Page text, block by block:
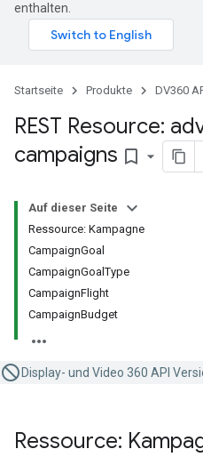
enthalten.
Startseite Produkte DV360
REST Resource:
campaigns bookmark_border
Auf dieser Seite
Ressource: Kampagne
CampaignGoal
CampaignGoalType
CampaignFlight
CampaignBudget
Display- und Video 360 API
Ressource: